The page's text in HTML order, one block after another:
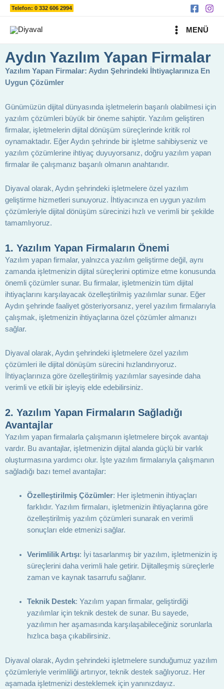
İçeriğeTelefon: 0 332 606 2994
MAIN
MENÜ
Aydın Yazılım Yapan Firmalar
Yazılım Yapan Firmalar: Aydın Şehrindeki İhtiyaçlarınıza En
Uygun Çözümler
Günümüzün dijital dünyasında işletmelerin başarılı olabilmesi için
yazılım çözümleri büyük bir öneme sahiptir. Yazılım geliştiren
firmalar, işletmelerin dijital dönüşüm süreçlerinde kritik rol
oynamaktadır. Eğer Aydın şehrinde bir işletme sahibiyseniz ve
yazılım çözümlerine ihtiyaç duyuyorsanız, doğru yazılım yapan
firmalar ile çalışmanız başarılı olmanın anahtarıdır.
Diyaval olarak, Aydın şehrindeki işletmelere özel yazılım
geliştirme hizmetleri sunuyoruz. İhtiyacınıza en uygun yazılım
çözümleriyle dijital dönüşüm sürecinizi hızlı ve verimli bir şekilde
tamamlıyoruz.
1. Yazılım Yapan Firmaların Önemi
Yazılım yapan firmalar, yalnızca yazılım geliştirme değil, aynı
zamanda işletmenizin dijital süreçlerini optimize etme konusunda
önemli çözümler sunar. Bu firmalar, işletmenizin tüm dijital
ihtiyaçlarını karşılayacak özelleştirilmiş yazılımlar sunar. Eğer
Aydın şehrinde faaliyet gösteriyorsanız, yerel yazılım firmalarıyla
çalışmak, işletmenizin ihtiyaçlarına özel çözümler almanızı
sağlar.
Diyaval olarak, Aydın şehrindeki işletmelere özel yazılım
çözümleri ile dijital dönüşüm sürecini hızlandırıyoruz.
İhtiyaçlarınıza göre özelleştirilmiş yazılımlar sayesinde daha
verimli ve etkili bir işleyiş elde edebilirsiniz.
2. Yazılım Yapan Firmaların Sağladığı
Avantajlar
Yazılım yapan firmalarla çalışmanın işletmelere birçok avantajı
vardır. Bu avantajlar, işletmenizin dijital alanda güçlü bir varlık
oluşturmasına yardımcı olur. İşte yazılım firmalarıyla çalışmanın
sağladığı bazı temel avantajlar:
Özelleştirilmiş Çözümler: Her işletmenin ihtiyaçları
farklıdır. Yazılım firmaları, işletmenizin ihtiyaçlarına göre
özelleştirilmiş yazılım çözümleri sunarak en verimli
sonuçları elde etmenizi sağlar.
Verimlilik Artışı: İyi tasarlanmış bir yazılım, işletmenizin iş
süreçlerini daha verimli hale getirir. Dijitalleşmiş süreçlerle
zaman ve kaynak tasarrufu sağlanır.
Teknik Destek: Yazılım yapan firmalar, geliştirdiği
yazılımlar için teknik destek de sunar. Bu sayede,
yazılımın her aşamasında karşılaşabileceğiniz sorunlarla
hızlıca başa çıkabilirsiniz.
Diyaval olarak, Aydın şehrindeki işletmelere sunduğumuz yazılım
çözümleriyle verimliliği artırıyor, teknik destek sağlıyoruz. Her
aşamada işletmenizi desteklemek için yanınızdayız.
Ara